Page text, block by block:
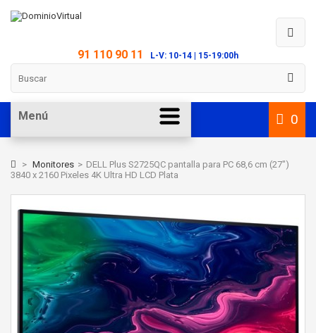
91 110 90 11 L-V: 10-14 | 15-19:00h
0
Menú
> Monitores > DELL Plus S2725QC pantalla para PC 68,6 cm (27")
3840 x 2160 Pixeles 4K Ultra HD LCD Plata